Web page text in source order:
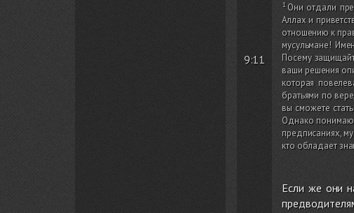
9:11
Они отдали
Аллах и
отношению к
мусульмане!
Посему
ваши решения
которая
братьями по
вы сможете
Однако
предписаниях,
кто обладает
Если же они